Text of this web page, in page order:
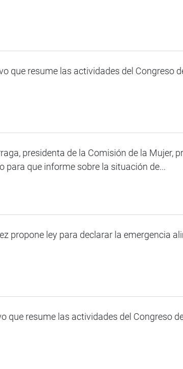
que resume las actividades del Congreso
presidenta de la Comisión de la Mujer,
para que informe sobre la situación de...
propone ley para declarar la emergencia
que resume las actividades del Congreso